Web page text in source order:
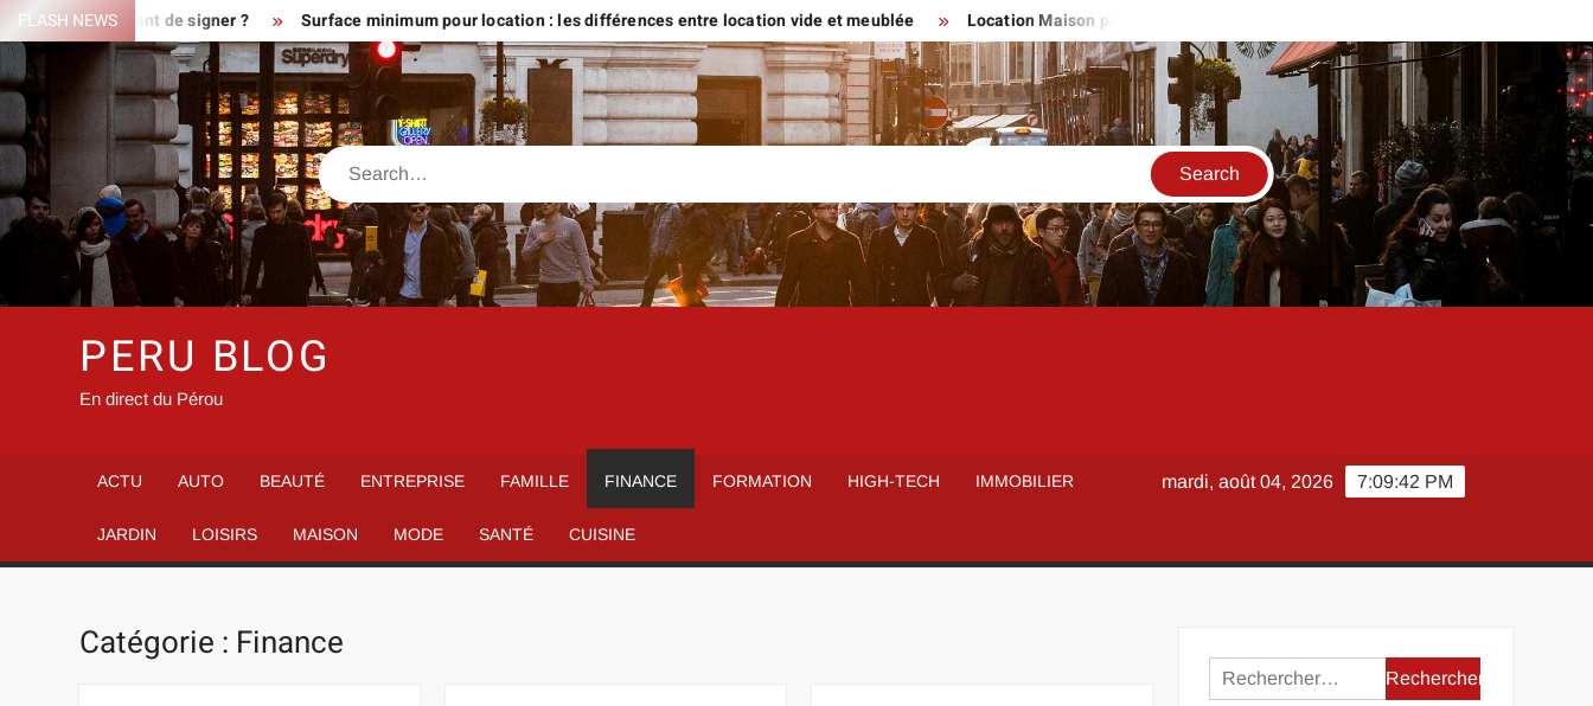
Skip
to
content
FLASH NEWS
avant de signer ? Surface minimum pour location : les différences entre location vide et meublée Location Maison particulier autour de moi : stratégies pour être le premier sur les
Search
PERU BLOG
En direct du Pérou
ACTU AUTO BEAUTÉ ENTREPRISE FAMILLE FINANCE FORMATION HIGH-TECH IMMOBILIER
JARDIN LOISIRS MAISON MODE SANTÉ CUISINE
7:09:43 PM
mardi, août 04, 2026
Catégorie : Finance
Rechercher :